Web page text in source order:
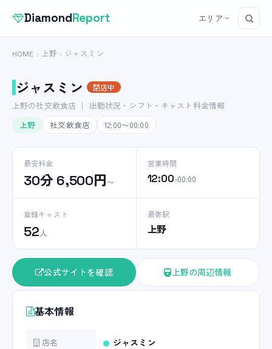
DiamondReport エリア
HOME 上野 ジャスミン
ジャスミン 閉店中
上野の社交飲食店 ｜ 出勤状況・シフト・キャスト料金情報
上野
社交飲食店 12:00〜00:00
最安料金
30分 6,500円〜
営業時間
12:00–00:00
登録キャスト
52 人
最寄駅
上野
公式サイトを確認 上野の周辺情報
基本情報
店名 ジャスミン